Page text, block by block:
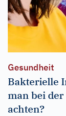
Gesundheit
Bakterielle
man bei
achten?